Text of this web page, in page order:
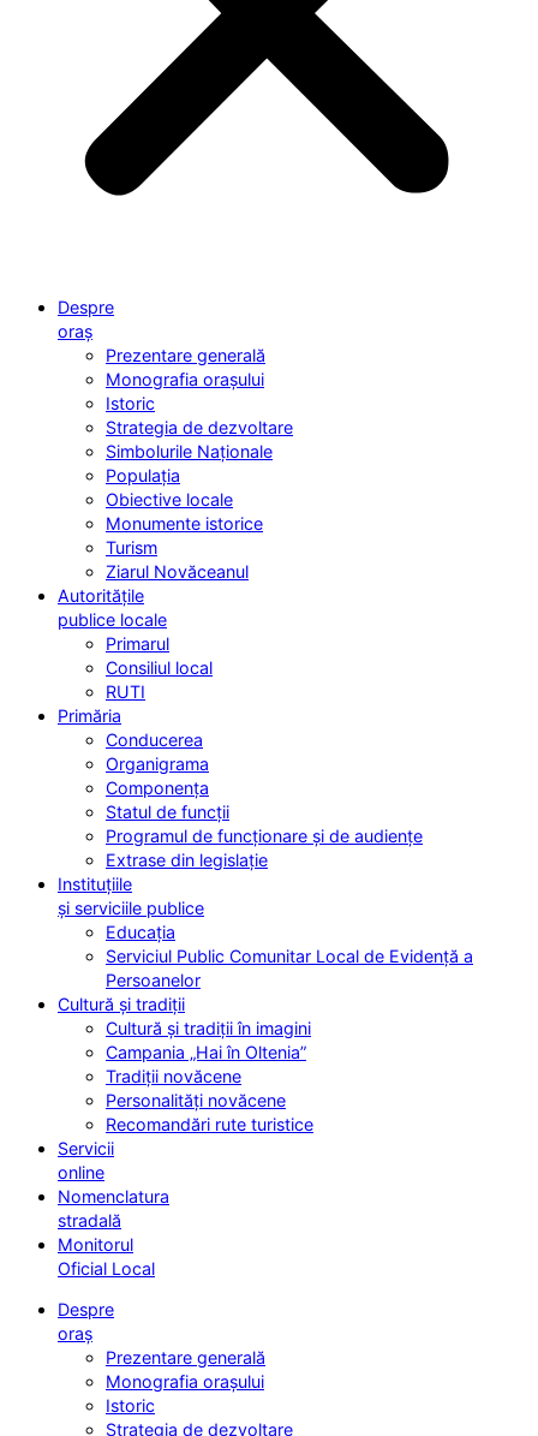
Despre
oraș
Prezentare generală
Monografia orașului
Istoric
Strategia de dezvoltare
Simbolurile Naționale
Populația
Obiective locale
Monumente istorice
Turism
Ziarul Novăceanul
Autoritățile
publice locale
Primarul
Consiliul local
RUTI
Primăria
Conducerea
Organigrama
Componența
Statul de funcții
Programul de funcționare și de audiențe
Extrase din legislație
Instituțiile
și serviciile publice
Educația
Serviciul Public Comunitar Local de Evidență a
Persoanelor
Cultură și tradiții
Cultură și tradiții în imagini
Campania „Hai în Oltenia”
Tradiții novăcene
Personalități novăcene
Recomandări rute turistice
Servicii
online
Nomenclatura
stradală
Monitorul
Oficial Local
Despre
oraș
Prezentare generală
Monografia orașului
Istoric
Strategia de dezvoltare